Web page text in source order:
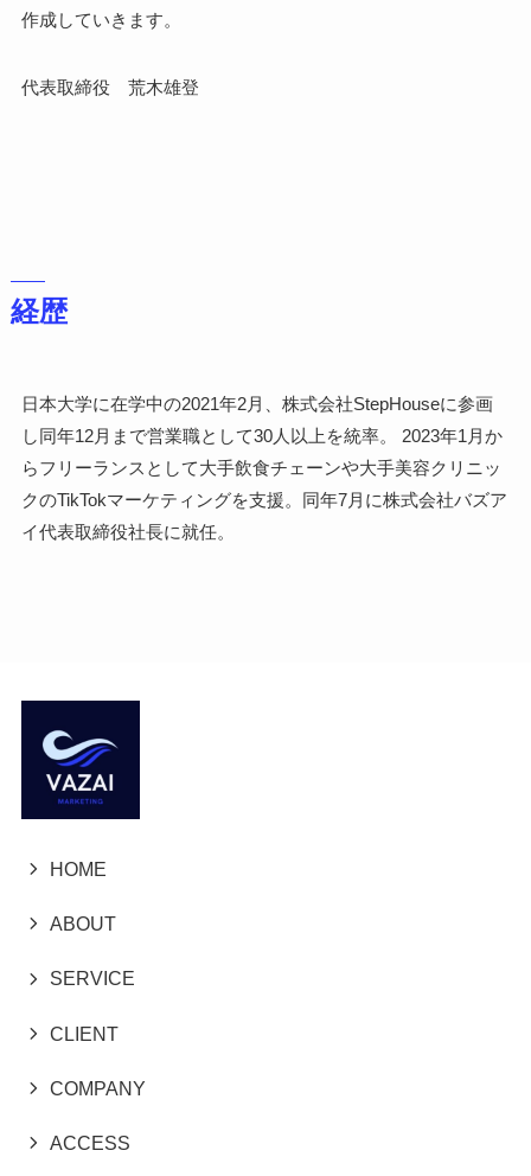
作成していきます。
代表取締役 荒木雄登
経歴
日本大学に在学中の2021年2月、株式会社StepHouseに参画
し同年12月まで営業職として30人以上を統率。 2023年1月か
らフリーランスとして大手飲食チェーンや大手美容クリニッ
クのTikTokマーケティングを支援。同年7月に株式会社バズア
イ代表取締役社長に就任。
HOME
ABOUT
SERVICE
CLIENT
COMPANY
ACCESS